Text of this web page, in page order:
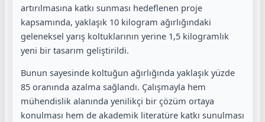
artırılmasına katkı sunması hedeflenen proje
kapsamında, yaklaşık 10 kilogram ağırlığındaki
geleneksel yarış koltuklarının yerine 1,5 kilogramlık
yeni bir tasarım geliştirildi.
Bunun sayesinde koltuğun ağırlığında yaklaşık yüzde
85 oranında azalma sağlandı. Çalışmayla hem
mühendislik alanında yenilikçi bir çözüm ortaya
konulması hem de akademik literatüre katkı sunulması